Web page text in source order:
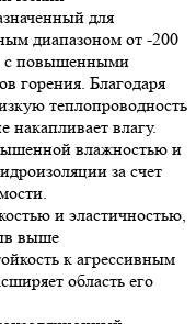
для
диапазоном от -200
с повышенными
горения. Благодаря
теплопроводность
влагу.
влажностью и
за счет
и эластичностью,
выше
к агрессивным
область его